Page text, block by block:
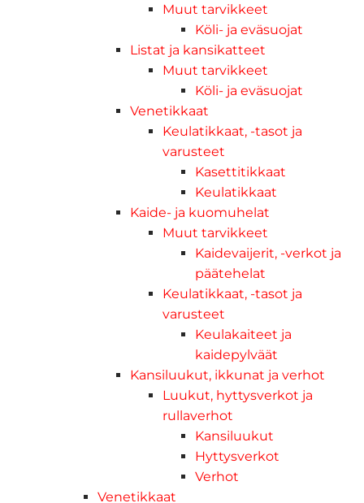
Muut tarvikkeet
Köli- ja eväsuojat
Listat ja kansikatteet
Muut tarvikkeet
Köli- ja eväsuojat
Venetikkaat
Keulatikkaat, -tasot ja
varusteet
Kasettitikkaat
Keulatikkaat
Kaide- ja kuomuhelat
Muut tarvikkeet
Kaidevaijerit, -verkot ja
päätehelat
Keulatikkaat, -tasot ja
varusteet
Keulakaiteet ja
kaidepylväät
Kansiluukut, ikkunat ja verhot
Luukut, hyttysverkot ja
rullaverhot
Kansiluukut
Hyttysverkot
Verhot
Venetikkaat